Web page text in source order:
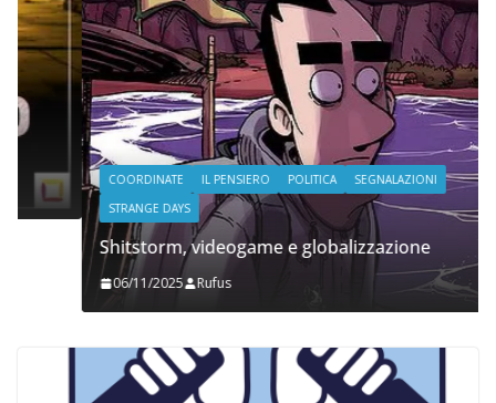
COORDINATE IL PENSIERO POLITICA
SEGNALAZIONI
STRANGE DAYS
Shitstorm, videogame e globalizzazione
06/11/2025 Rufus